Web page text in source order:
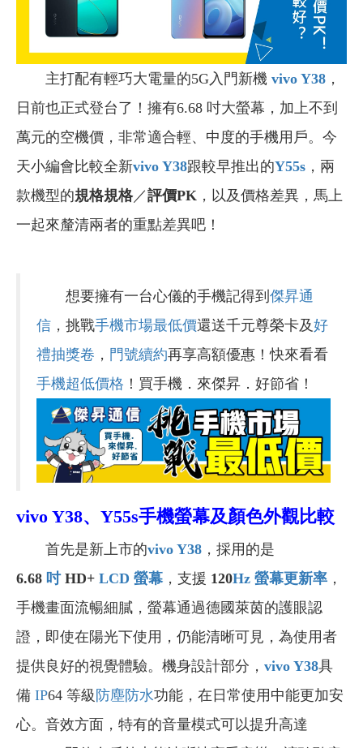
主打配有輕巧大電量的5G入門新機 vivo Y38 ，
日前也正式登台了！擁有6.68 吋大螢幕，加上不到
萬元的空機價，非常適合輕、中度的手機用戶。今
天小編會比較全新vivo Y38跟較早推出的Y55s ，兩
款機型的規格規格／評價PK ，以及價格差異，馬上
一起來釐清兩者的重點差異吧！
想要擁有一台心儀的手機記得到 傑昇通
信 ，挑戰手機市場最低價還送千元尊榮卡及好
禮抽獎卷 ， 門號續約再享高額優惠！快來看看
手機超低價格 ！買手機．來傑昇．好節省！
vivo Y38、Y55s手機螢幕及顏色外觀比較
首先是新上市的vivo Y38 ，採用的是
6.68 吋HD+ LCD 螢幕 ，支援 120Hz 螢幕更新率 ，
手機畫面流暢細膩，螢幕通過德國萊茵的護眼認
證，即使在陽光下使用，仍能清晰可見，為使用者
提供良好的視覺體驗。機身設計部分， vivo Y38具
備 IP64 等級 防塵防水功能，在日常使用中能更加安
心。音效方面，特有的音量模式可以提升高達